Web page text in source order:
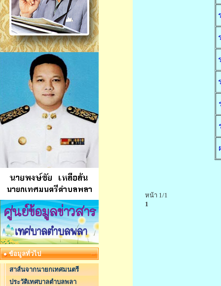
ข้อมูลทั่วไป
สาส์นจากนายกเทศมนตรี
ประวัติเทศบาลตำบลพลา
หน้า 1/1
1